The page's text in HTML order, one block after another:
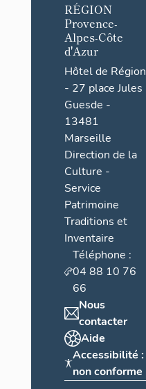
RÉGION
Provence-
Alpes-Côte
d'Azur
Hôtel de Région
- 27 place Jules
Guesde -
13481
Marseille
Direction de la
Culture -
Service
Patrimoine
Traditions et
Inventaire
Téléphone :
04 88 10 76
66
Nous
contacter
Aide
Accessibilité :
non conforme